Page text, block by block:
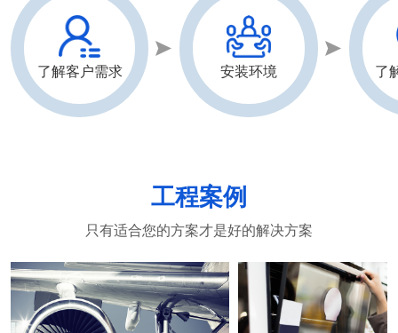
了解客户需求 安装环境 了
工程案例
只有适合您的方案才是好的解决方案